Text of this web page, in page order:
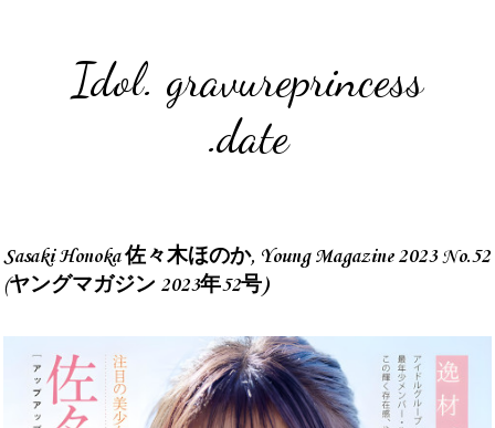
Idol. gravureprincess
.date
Sasaki Honoka 佐々木ほのか, Young Magazine 2023 No.52
(ヤングマガジン 2023年52号)